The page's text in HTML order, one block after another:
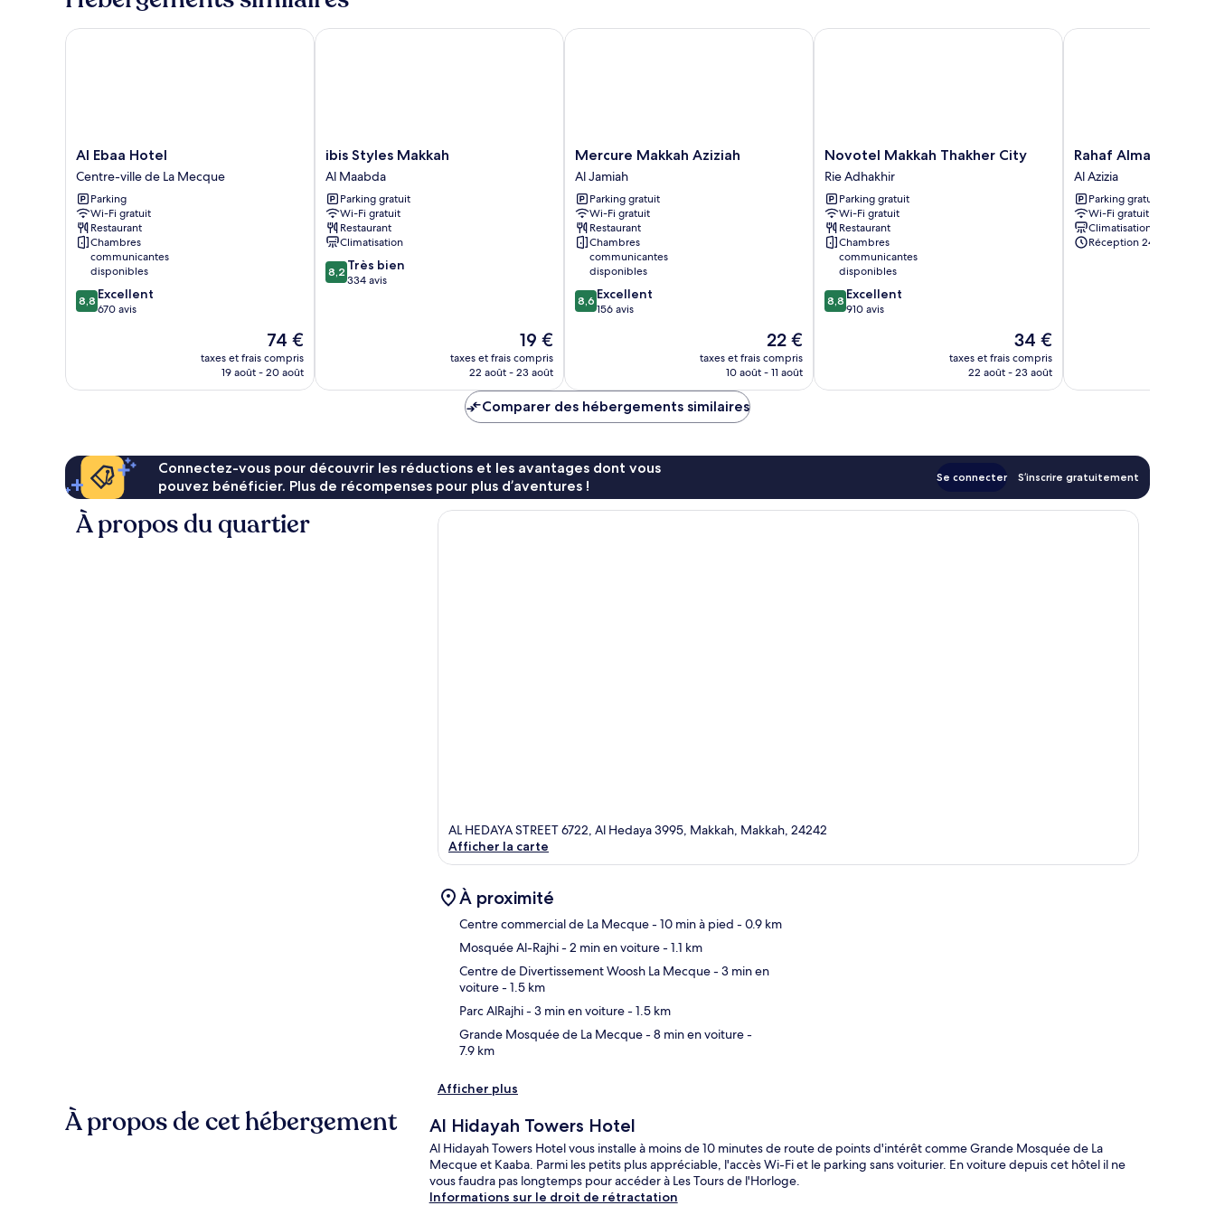
lits
Chambre
Al
Ebaa
Hotel
Centre-
ville
de
La
Mecque
Al Ebaa Hotel
Centre-ville de La Mecque
Parking
Wi-Fi gratuit
Restaurant
Chambres
communicantes
disponibles
8.8
sur
8,8 Excellent
670 avis
Le
nouveau
prix
74 €
taxes et frais compris
19 août - 20 août
Al Ebaa Hotel
ibis
Styles
Makkah
Al
Maabda
ibis Styles Makkah
Al Maabda
Parking gratuit
Wi-Fi gratuit
Restaurant
Climatisation
8.2
sur
8,2 Très bien
334 avis
Le
nouveau
prix
de
19 €
taxes et frais compris
22 août - 23 août
ibis Styles Makkah
Mercure
Makkah
Aziziah
Al
Jamiah
Mercure Makkah Aziziah
Al Jamiah
Parking gratuit
Wi-Fi gratuit
Restaurant
Chambres
communicantes
disponibles
8.6
sur
8,6 Excellent
156 avis
Le
nouveau
prix
22 €
taxes et frais compris
10 août - 11 août
Mercure Makkah Aziziah
Novotel
Makkah
Thakher
City
Rie
Adhakhir
Novotel Makkah Thakher City
Rie Adhakhir
Parking gratuit
Wi-Fi gratuit
Restaurant
Chambres
communicantes
disponibles
8.8
sur
8,8 Excellent
910 avis
Le
nouveau
prix
34 €
taxes et frais compris
22 août - 23 août
Novotel Makkah Thakher City
Rahaf
Almashaer
Hotel
Al
Azizia
Rahaf Almashaer
Al Azizia
Parking gratuit
Wi-Fi gratuit
Climatisation
Réception 24 h/24
Rahaf Almashaer Hotel
Comparer des hébergements similaires
Connectez-vous pour découvrir les réductions et les avantages dont vous
pouvez bénéficier. Plus de récompenses pour plus d’aventures !
Se connecter S’inscrire gratuitement
À propos du quartier
AL HEDAYA STREET 6722, Al Hedaya 3995, Makkah, Makkah, 24242
Afficher la carte
À proximité
Centre commercial de La Mecque- 10 min à pied - 0.9 km
Mosquée Al-Rajhi- 2 min en voiture- 1.1 km
Centre de Divertissement Woosh La Mecque- 3 min en
voiture- 1.5 km
Parc AlRajhi- 3 min en voiture- 1.5 km
Grande Mosquée de La Mecque- 8 min en voiture-
7.9 km
Afficher plus
À propos de cet hébergement Al Hidayah Towers Hotel
Al Hidayah Towers Hotel vous installe à moins de 10 minutes de route de points d'intérêt comme Grande Mosquée de La
Mecque et Kaaba. Parmi les petits plus appréciable, l'accès Wi-Fi et le parking sans voiturier. En voiture depuis cet hôtel il ne
vous faudra pas longtemps pour accéder à Les Tours de l'Horloge.
Informations sur le droit de rétractation